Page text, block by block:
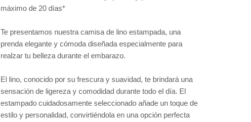
máximo de 20 días*
Te presentamos nuestra camisa de lino estampada, una
prenda elegante y cómoda diseñada especialmente para
realzar tu belleza durante el embarazo.
El lino, conocido por su frescura y suavidad, te brindará una
sensación de ligereza y comodidad durante todo el día. El
estampado cuidadosamente seleccionado añade un toque de
estilo y personalidad, convirtiéndola en una opción perfecta